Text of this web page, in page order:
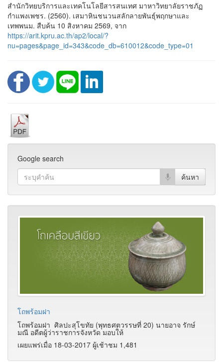
สำนักวิทยบริการและเทคโนโลยีสารสนเทศ มาหาวิทยาลัยราชภัฏ
กำแพงเพชร. (2560). เสมาหินชนวนสลักลายพันธุ์พฤกษาและ
เทพพนม. สืบค้น 10 สิงหาคม 2569, จาก
https://arit.kpru.ac.th/ap2/local/?
nu=pages&page_id=343&code_db=610012&code_type=01
Google search
โถพร้อมฝา
โถพร้อมฝา ศิลปะสุโขทัย (พุทธศตวรรษที่ 20) นายอาจ รักษ์
มณี อดีตผู้ว่าราชการจังหวัด มอบให้
เผยแพร่เมื่อ 18-03-2017 ผู้เช้าชม 1,481